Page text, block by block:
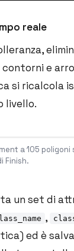
reale
e
si ricalcola
livello.
a 105 poligoni
Finish.
un set di
,
ed è